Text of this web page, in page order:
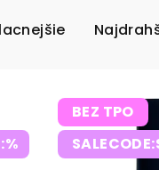
BEZ TPO